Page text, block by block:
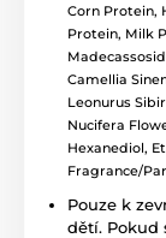
Corn Protein,
Protein, Milk
Camellia
Leonurus
Nucifera
Hexanediol,
Fragrance/
Pouze k
dětí. Pokud